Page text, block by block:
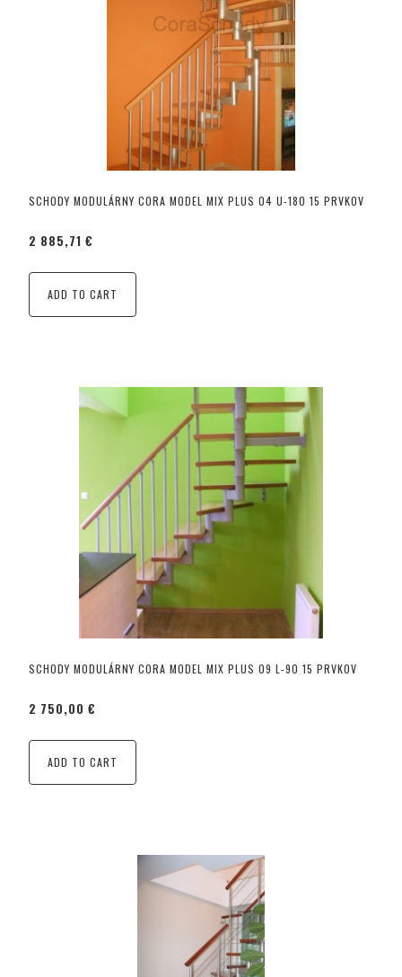
SCHODY MODULÁRNY CORA MODEL MIX PLUS 04 U-180 15 PRVKOV
2 885,71 €
ADD TO CART
SCHODY MODULÁRNY CORA MODEL MIX PLUS 09 L-90 15 PRVKOV
2 750,00 €
ADD TO CART